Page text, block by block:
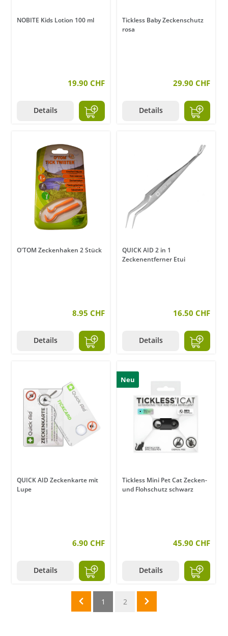
NOBITE Kids Lotion 100 ml
19.90 CHF
Details
Tickless Baby Zeckenschutz
rosa
29.90 CHF
Details
O'TOM Zeckenhaken 2 Stück
8.95 CHF
Details
QUICK AID 2 in 1
Zeckenentferner Etui
16.50 CHF
Details
QUICK AID Zeckenkarte mit
Lupe
6.90 CHF
Details
Neu
Tickless Mini Pet Cat Zecken-
und Flohschutz schwarz
45.90 CHF
Details
1 2